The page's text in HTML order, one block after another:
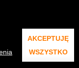
AKCEPTUJĘ
WSZYSTKO
- Prywatny Szpital